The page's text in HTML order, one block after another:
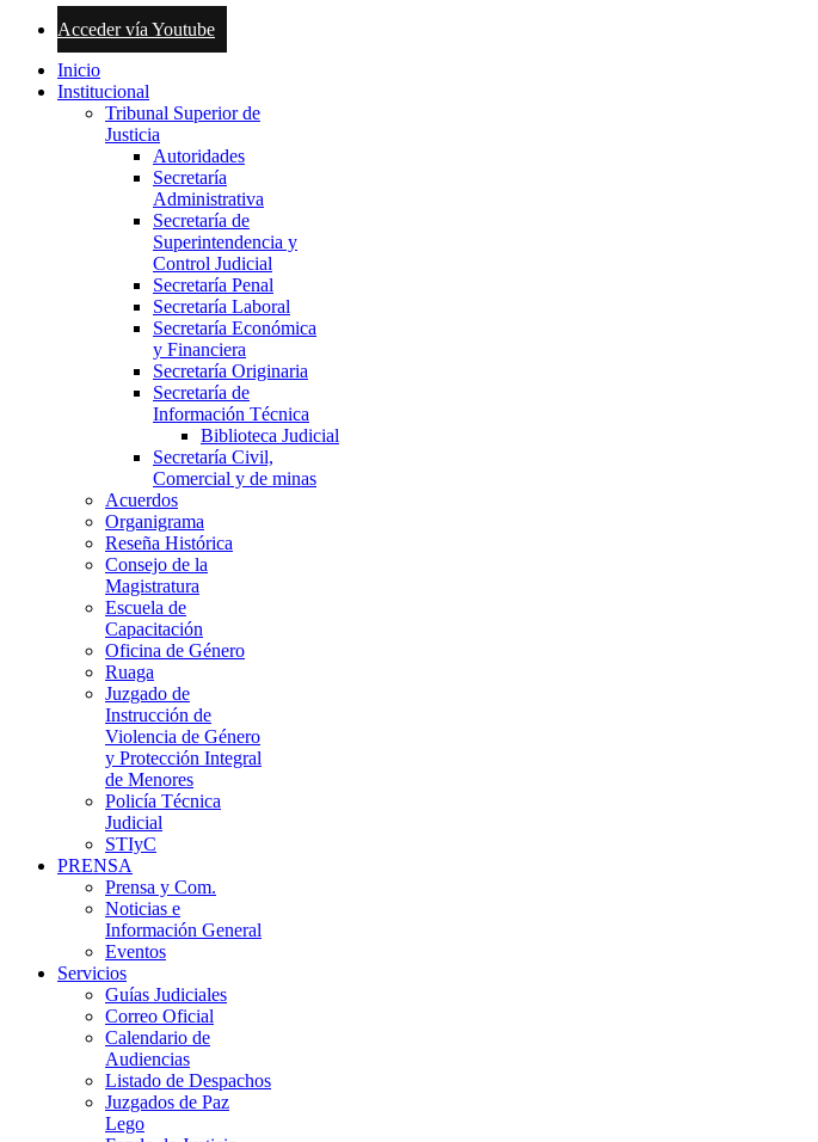
Acceder vía Youtube
Inicio
Institucional
Tribunal Superior de
Justicia
Autoridades
Secretaría
Administrativa
Secretaría de
Superintendencia y
Control Judicial
Secretaría Penal
Secretaría Laboral
Secretaría Económica
y Financiera
Secretaría Originaria
Secretaría de
Información Técnica
Biblioteca Judicial
Secretaría Civil,
Comercial y de minas
Acuerdos
Organigrama
Reseña Histórica
Consejo de la
Magistratura
Escuela de
Capacitación
Oficina de Género
Ruaga
Juzgado de
Instrucción de
Violencia de Género
y Protección Integral
de Menores
Policía Técnica
Judicial
STIyC
PRENSA
Prensa y Com.
Noticias e
Información General
Eventos
Servicios
Guías Judiciales
Correo Oficial
Calendario de
Audiencias
Listado de Despachos
Juzgados de Paz
Lego